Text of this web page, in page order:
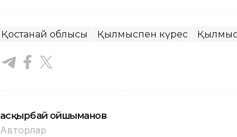
Қостанай облысы Қылмыспен күрес
Қасқырбай Қойшыманов
Авторлар